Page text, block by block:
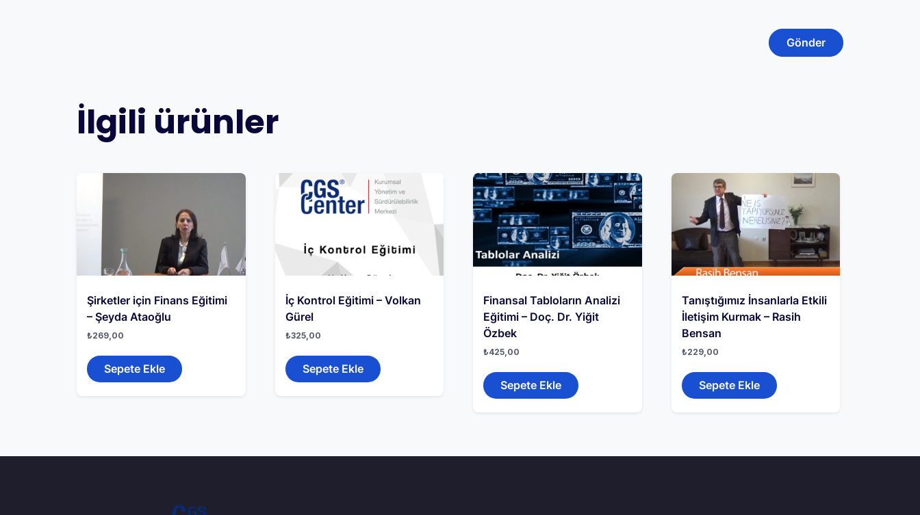
İlgili ürünler
Şirketler için Finans Eğitimi
– Şeyda Ataoğlu
₺269,00
Sepete Ekle
İç Kontrol Eğitimi – Volkan
Gürel
₺325,00
Sepete Ekle
Finansal Tabloların Analizi
Eğitimi – Doç. Dr. Yiğit
Özbek
₺425,00
Sepete Ekle
Tanıştığımız İnsanlarla Etkili
İletişim Kurmak – Rasih
Bensan
₺229,00
Sepete Ekle